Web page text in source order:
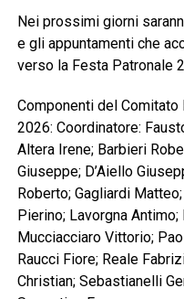
Nei prossimi giorni
e gli appuntamenti che
verso la Festa Patronale
Componenti del
2026: Coordinatore:
Altera Irene; Barbieri
Giuseppe; D’Aiello
Roberto; Gagliardi
Pierino; Lavorgna
Mucciacciaro Vittorio;
Raucci Fiore; Reale
Christian; Sebastianelli